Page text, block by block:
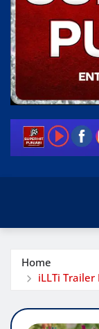
Home
iLLTi Trailer